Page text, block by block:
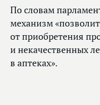
По словам
механизм
от приобретения
и некачественных
в аптеках».